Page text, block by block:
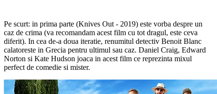
Pe scurt: in prima parte (Knives Out - 2019) este vorba despre un
caz de crima (va recomandam acest film cu tot dragul, este ceva
diferit). In cea de-a doua iteratie, renumitul detectiv Benoit Blanc
calatoreste in Grecia pentru ultimul sau caz. Daniel Craig, Edward
Norton si Kate Hudson joaca in acest film ce reprezinta mixul
perfect de comedie si mister.